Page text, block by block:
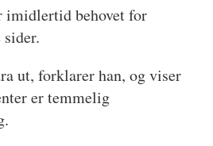
imidlertid behovet for
ut, forklarer han, og viser
er temmelig